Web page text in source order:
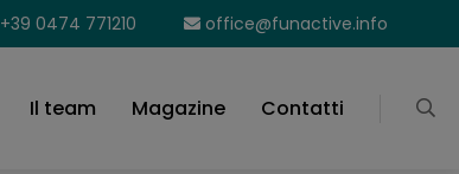
+39 0474 771210 office@funactive.info
Il team Magazine Contatti